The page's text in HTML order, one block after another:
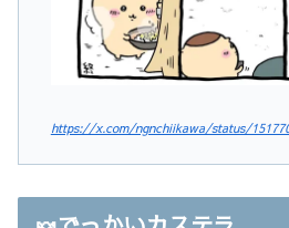
https://x.com/ngnchiikawa/status/